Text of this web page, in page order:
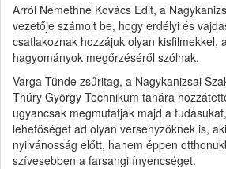
Arról Némethné Kovács Edit, a
vezetője számolt be, hogy erdélyi és
csatlakoznak hozzájuk olyan kisfilmekkel,
hagyományok megőrzéséről szólnak.
Varga Tünde zsűritag, a Nagykanizsai
Thúry György Technikum tanára
ugyancsak megmutatják majd a
lehetőséget ad olyan versenyzőknek is,
nyilvánosság előtt, hanem éppen
szívesebben a farsangi ínyencséget.